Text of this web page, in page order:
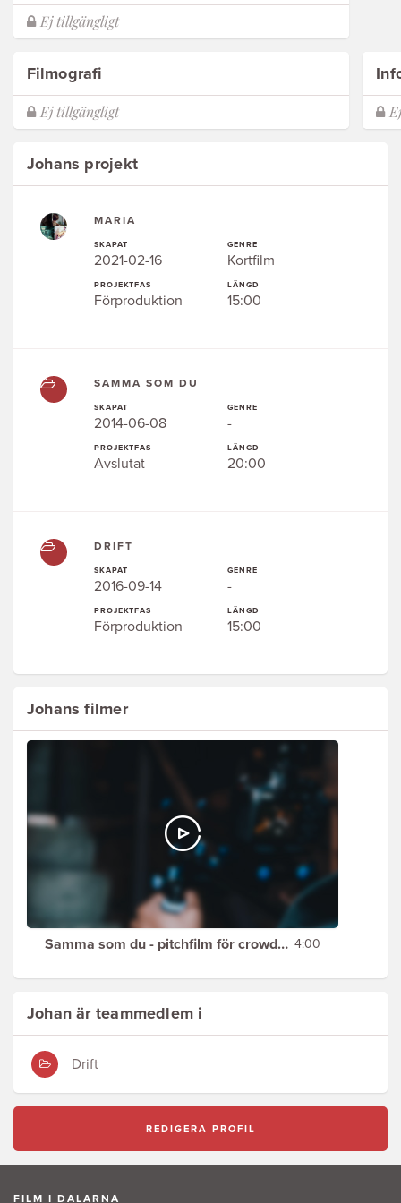
Filmografi
Johans projekt
MARIA
SKAPAT
2021-02-16
PROJEKTFAS
Förproduktion
GENRE
Kortfilm
LÄNGD
15:00
SAMMA SOM DU
SKAPAT
2014-06-08
PROJEKTFAS
Avslutat
GENRE
-
LÄNGD
20:00
DRIFT
SKAPAT
2016-09-14
PROJEKTFAS
Förproduktion
GENRE
-
LÄNGD
15:00
Johans filmer
Samma som du - pitchfilm för crowdfunding 4:00
Johan är teammedlem i
Drift
REDIGERA PROFIL
FILM I DALARNA